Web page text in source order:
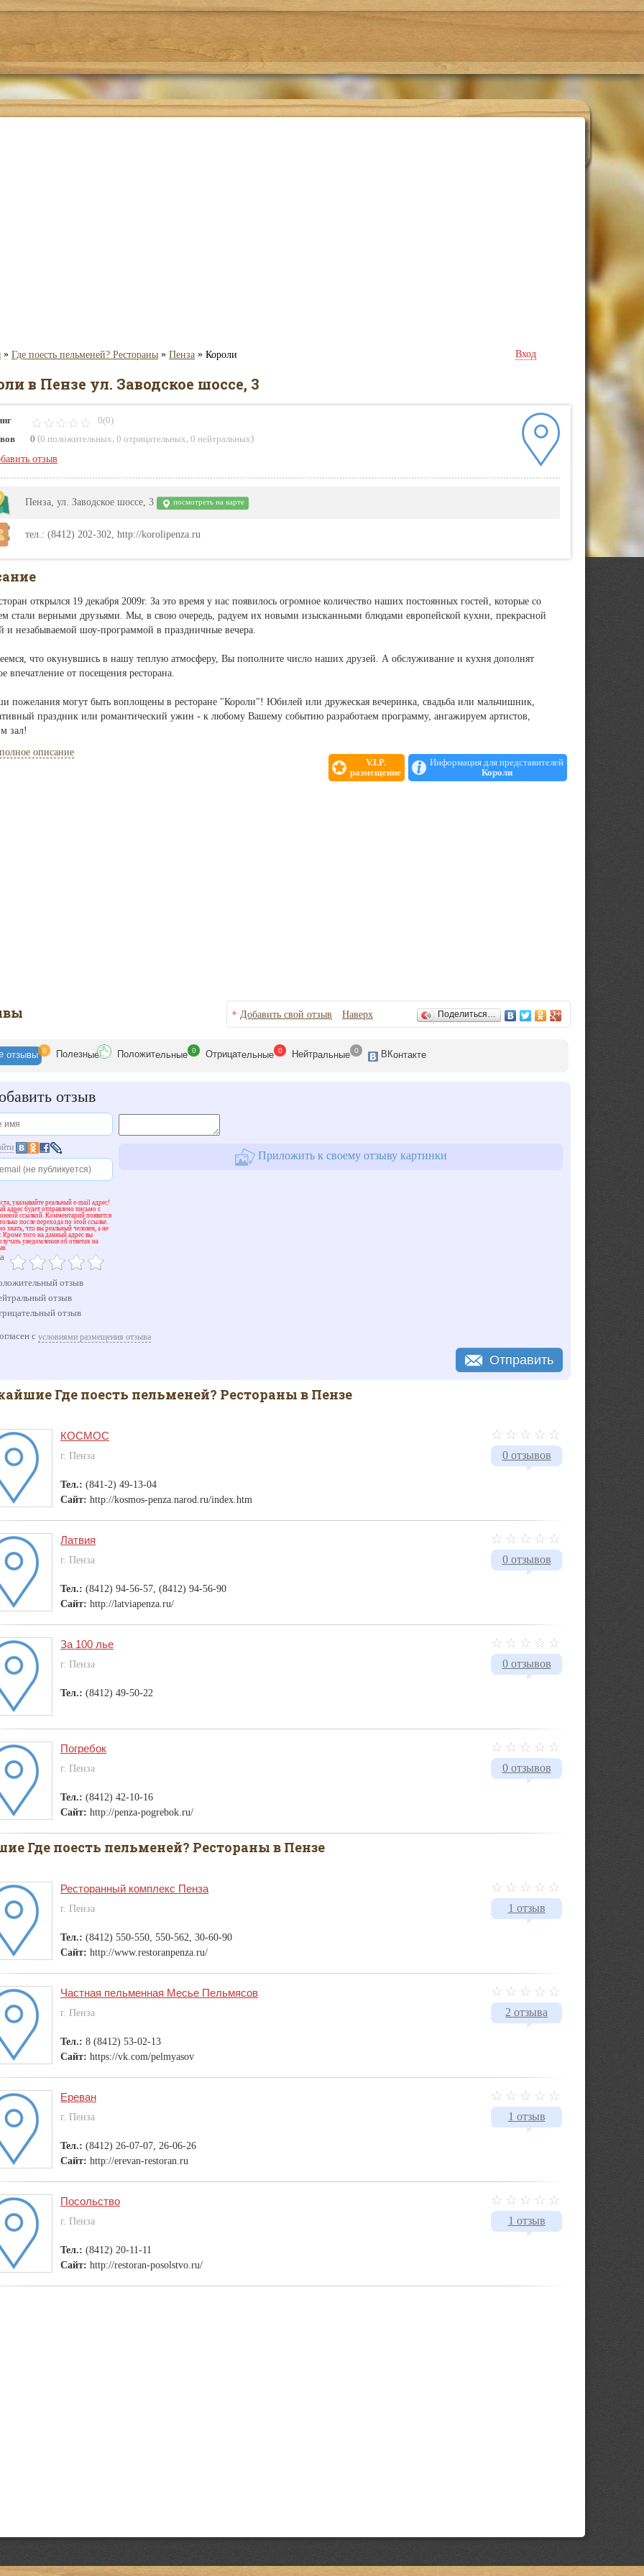
поесть Подбор рецепта О проекте
» Где поесть пельменей? Рестораны » Пенза » Короли Вход
в Пензе ул. Заводское шоссе, 3
0(0)
0 (0 положительных 0 отрицательных 0 нейтральных)
отзыв
Пенза, ул. Заводское шоссе, 3 посмотреть на карте
тел.: (8412) 202-302, http://korolipenza.ru
открылся 19 декабря 2009г. За это время у нас появилось огромное количество наших постоянных гостей, которые со
стали верными друзьями. Мы, в свою очередь, радуем их новыми изысканными блюдами европейской кухни, прекрасной
и незабываемой шоу-программой в праздничные вечера.
что окунувшись в нашу теплую атмосферу, Вы пополните число наших друзей. А обслуживание и кухня дополнят
впечатление от посещения ресторана.
пожелания могут быть воплощены в ресторане "Короли"! Юбилей или дружеская вечеринка, свадьба или мальчишник,
праздник или романтический ужин - к любому Вашему событию разработаем программу, ангажируем артистов,
зал!
Гости! При предварительном заказе шеф-повар ресторана предложит Вам обсудить и подобрать угощения индивидуально в
описание
V.I.P.
размещение
Информация для представителей
Короли
+ Добавить свой отзыв Наверх Поделиться…
отзывы 0 Полезные Положительные 0 Отрицательные 0 Нейтральные 0 ВКонтакте
отзыв
указывайте реальный e-mail адрес!
адрес будет отправлено письмо с
ссылкой. Комментарий появится
после перехода по этой ссылке.
знать, что вы реальный человек, а не
Кроме того на данный адрес вы
уведомления об ответах на
отзыв
отзыв
отзыв
Приложить к своему отзыву картинки
с условиями размещения отзыва
Отправить
Где поесть пельменей? Рестораны в Пензе
0 отзывов
КОСМОС
г. Пенза
Тел.: (841-2) 49-13-04
Сайт: http://kosmos-penza.narod.ru/index.htm
0 отзывов
Латвия
г. Пенза
Тел.: (8412) 94-56-57, (8412) 94-56-90
Сайт: http://latviapenza.ru/
0 отзывов
За 100 лье
г. Пенза
Тел.: (8412) 49-50-22
0 отзывов
Погребок
г. Пенза
Тел.: (8412) 42-10-16
Сайт: http://penza-pogrebok.ru/
Где поесть пельменей? Рестораны в Пензе
1 отзыв
Ресторанный комплекс Пенза
г. Пенза
Тел.: (8412) 550-550, 550-562, 30-60-90
Сайт: http://www.restoranpenza.ru/
2 отзыва
Частная пельменная Месье Пельмясов
г. Пенза
Тел.: 8 (8412) 53-02-13
Сайт: https://vk.com/pelmyasov
1 отзыв
Ереван
г. Пенза
Тел.: (8412) 26-07-07, 26-06-26
Сайт: http://erevan-restoran.ru
1 отзыв
Посольство
г. Пенза
Тел.: (8412) 20-11-11
Сайт: http://restoran-posolstvo.ru/